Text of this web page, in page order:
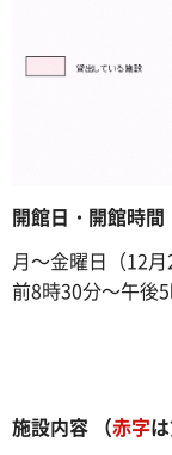
開館日・開館時間
月～金曜日（12
前8時30分～午後
施設内容 （赤字